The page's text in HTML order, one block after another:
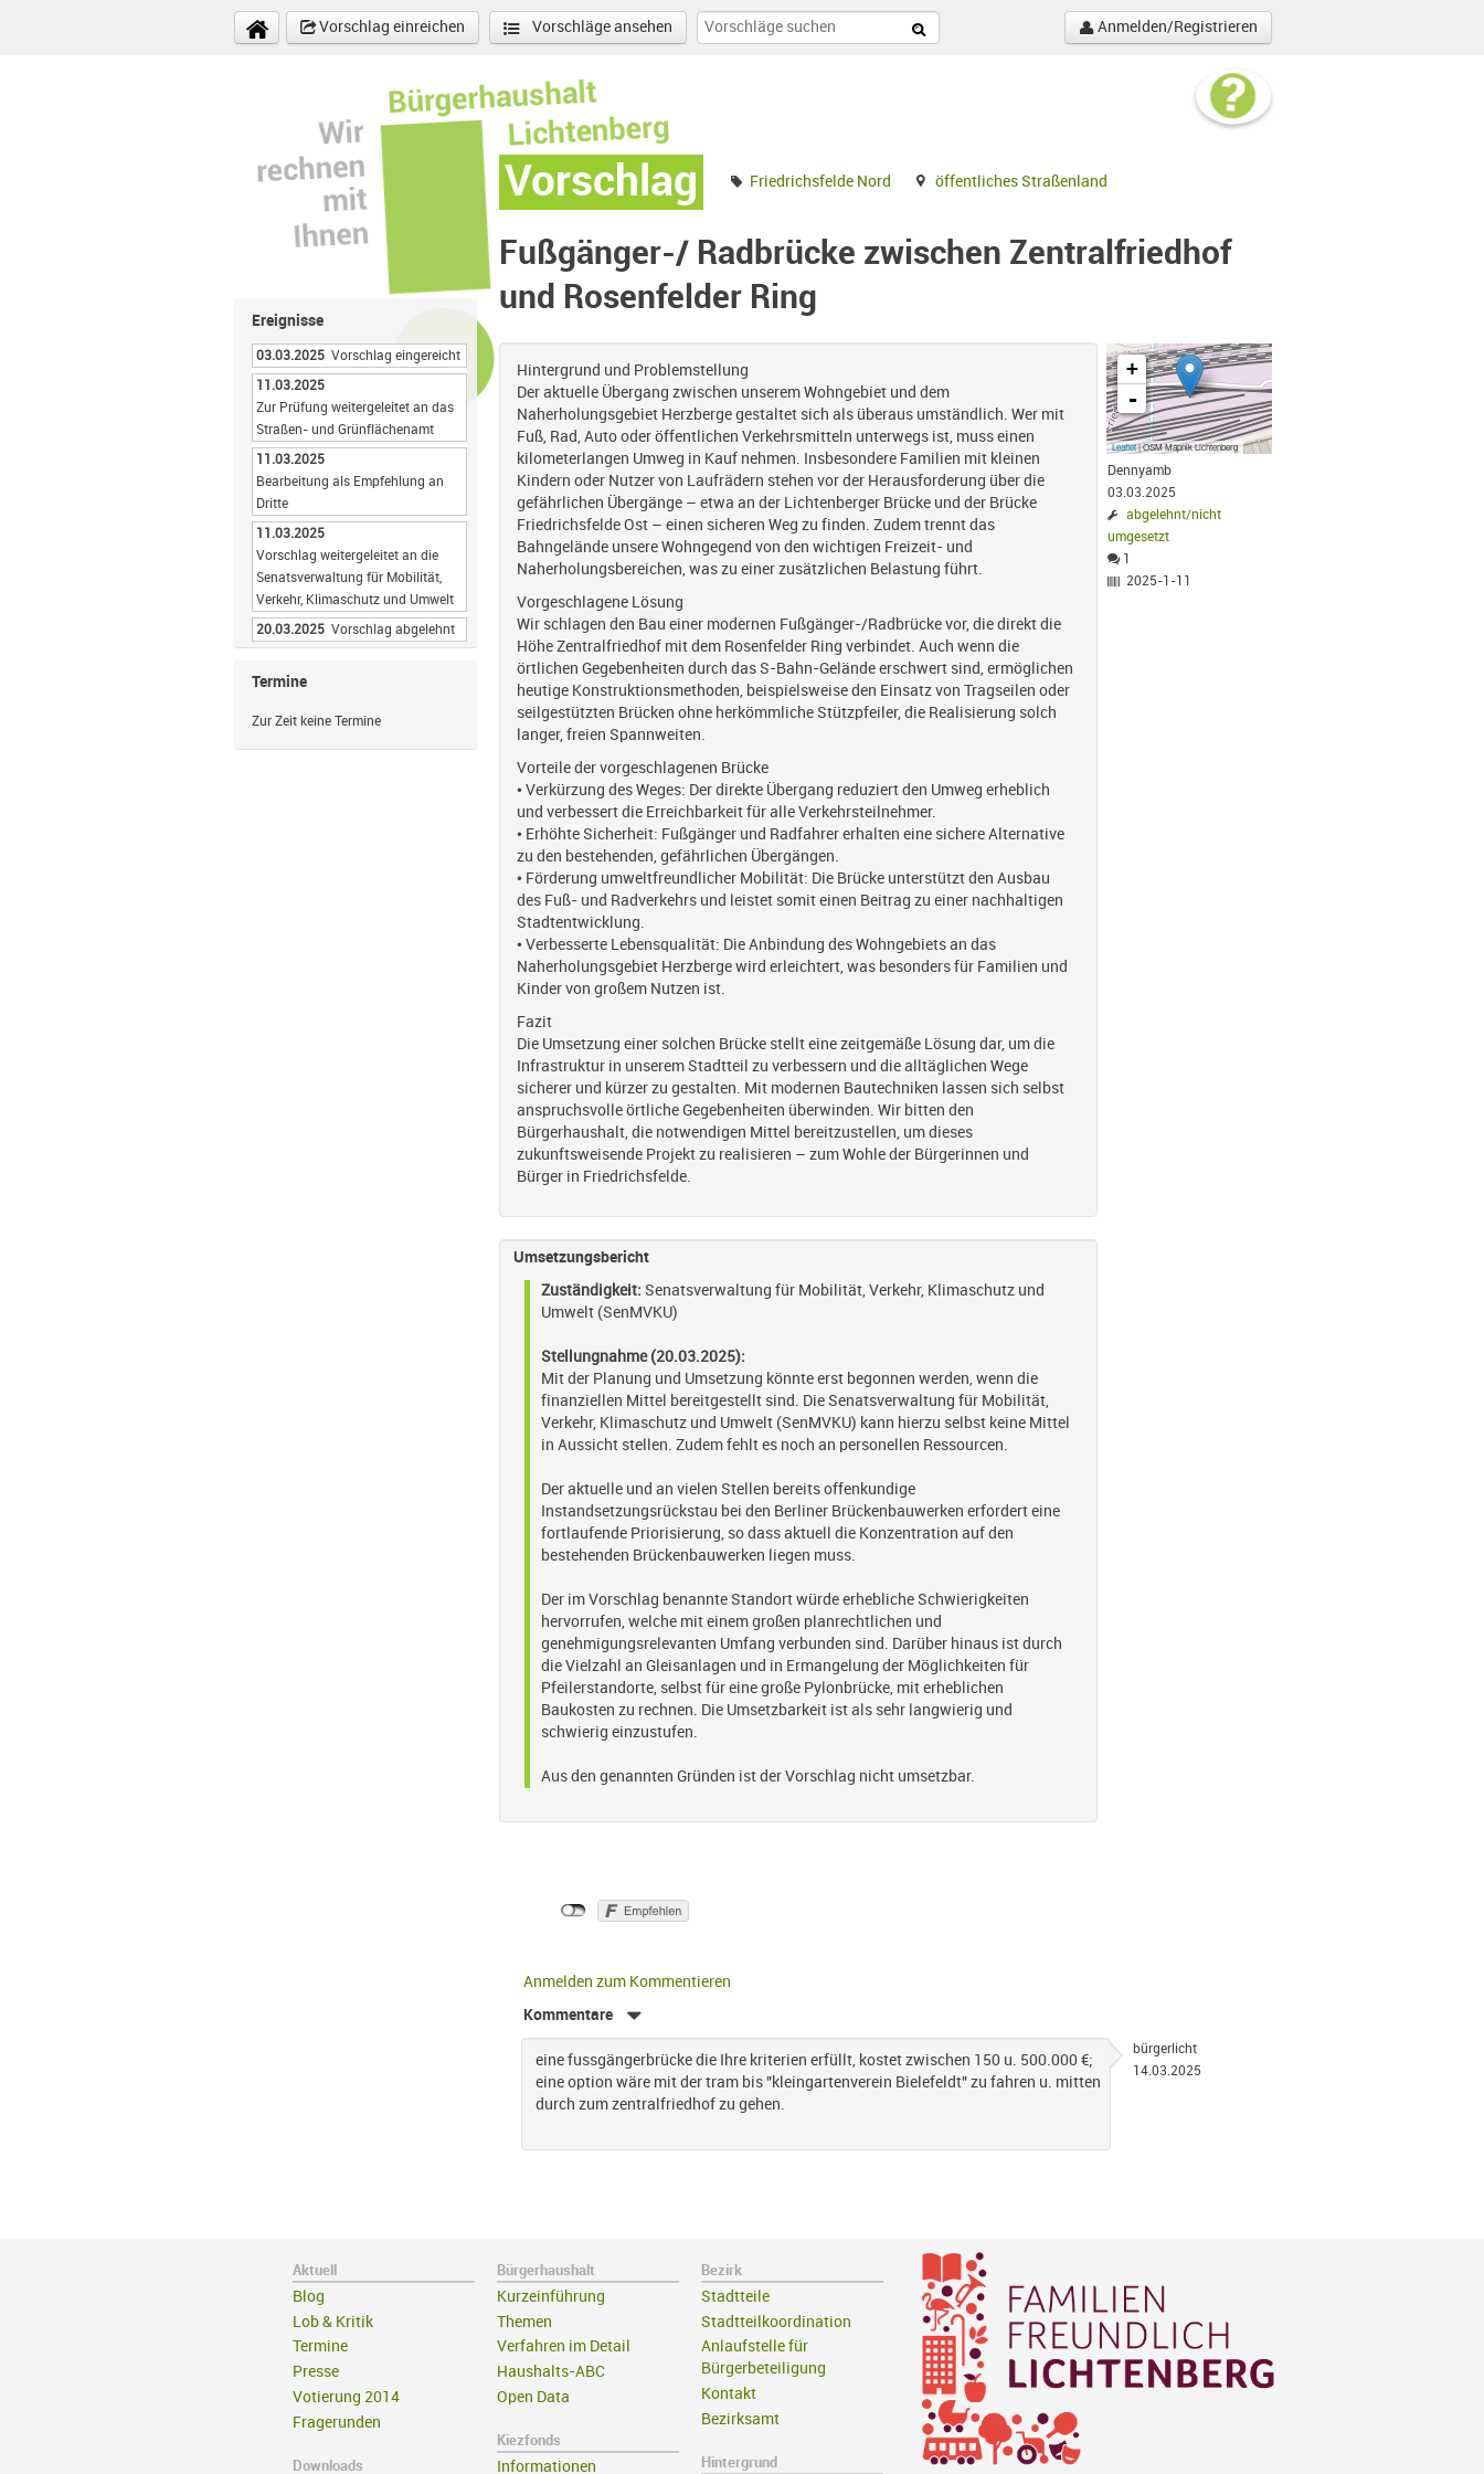
Vorschlag einreichen
Vorschläge ansehen Anmelden/Registrieren
Vorschlag
Ereignisse
03.03.2025 Vorschlag eingereicht
11.03.2025
Zur Prüfung weitergeleitet an das
Straßen- und Grünflächenamt
11.03.2025
Bearbeitung als Empfehlung an
Dritte
11.03.2025
Vorschlag weitergeleitet an die
Senatsverwaltung für Mobilität,
Verkehr, Klimaschutz und Umwelt
20.03.2025 Vorschlag abgelehnt
Termine
Zur Zeit keine Termine
Friedrichsfelde Nord öffentliches Straßenland
Fußgänger-/ Radbrücke zwischen Zentralfriedhof
und Rosenfelder Ring
+
-
Leaflet| OSM Mapnik Lichtenberg
Dennyamb
03.03.2025
abgelehnt/nicht
umgesetzt
1
2025-1-11
Hintergrund und Problemstellung
Der aktuelle Übergang zwischen unserem Wohngebiet und dem
Naherholungsgebiet Herzberge gestaltet sich als überaus umständlich. Wer mit
Fuß, Rad, Auto oder öffentlichen Verkehrsmitteln unterwegs ist, muss einen
kilometerlangen Umweg in Kauf nehmen. Insbesondere Familien mit kleinen
Kindern oder Nutzer von Laufrädern stehen vor der Herausforderung über die
gefährlichen Übergänge – etwa an der Lichtenberger Brücke und der Brücke
Friedrichsfelde Ost – einen sicheren Weg zu finden. Zudem trennt das
Bahngelände unsere Wohngegend von den wichtigen Freizeit- und
Naherholungsbereichen, was zu einer zusätzlichen Belastung führt.
Vorgeschlagene Lösung
Wir schlagen den Bau einer modernen Fußgänger-/Radbrücke vor, die direkt die
Höhe Zentralfriedhof mit dem Rosenfelder Ring verbindet. Auch wenn die
örtlichen Gegebenheiten durch das S-Bahn-Gelände erschwert sind, ermöglichen
heutige Konstruktionsmethoden, beispielsweise den Einsatz von Tragseilen oder
seilgestützten Brücken ohne herkömmliche Stützpfeiler, die Realisierung solch
langer, freien Spannweiten.
Vorteile der vorgeschlagenen Brücke
• Verkürzung des Weges: Der direkte Übergang reduziert den Umweg erheblich
und verbessert die Erreichbarkeit für alle Verkehrsteilnehmer.
• Erhöhte Sicherheit: Fußgänger und Radfahrer erhalten eine sichere Alternative
zu den bestehenden, gefährlichen Übergängen.
• Förderung umweltfreundlicher Mobilität: Die Brücke unterstützt den Ausbau
des Fuß- und Radverkehrs und leistet somit einen Beitrag zu einer nachhaltigen
Stadtentwicklung.
• Verbesserte Lebensqualität: Die Anbindung des Wohngebiets an das
Naherholungsgebiet Herzberge wird erleichtert, was besonders für Familien und
Kinder von großem Nutzen ist.
Fazit
Die Umsetzung einer solchen Brücke stellt eine zeitgemäße Lösung dar, um die
Infrastruktur in unserem Stadtteil zu verbessern und die alltäglichen Wege
sicherer und kürzer zu gestalten. Mit modernen Bautechniken lassen sich selbst
anspruchsvolle örtliche Gegebenheiten überwinden. Wir bitten den
Bürgerhaushalt, die notwendigen Mittel bereitzustellen, um dieses
zukunftsweisende Projekt zu realisieren – zum Wohle der Bürgerinnen und
Bürger in Friedrichsfelde.
Umsetzungsbericht
Zuständigkeit: Senatsverwaltung für Mobilität, Verkehr, Klimaschutz und
Umwelt (SenMVKU)
Stellungnahme (20.03.2025):
Mit der Planung und Umsetzung könnte erst begonnen werden, wenn die
finanziellen Mittel bereitgestellt sind. Die Senatsverwaltung für Mobilität,
Verkehr, Klimaschutz und Umwelt (SenMVKU) kann hierzu selbst keine Mittel
in Aussicht stellen. Zudem fehlt es noch an personellen Ressourcen.
Der aktuelle und an vielen Stellen bereits offenkundige
Instandsetzungsrückstau bei den Berliner Brückenbauwerken erfordert eine
fortlaufende Priorisierung, so dass aktuell die Konzentration auf den
bestehenden Brückenbauwerken liegen muss.
Der im Vorschlag benannte Standort würde erhebliche Schwierigkeiten
hervorrufen, welche mit einem großen planrechtlichen und
genehmigungsrelevanten Umfang verbunden sind. Darüber hinaus ist durch
die Vielzahl an Gleisanlagen und in Ermangelung der Möglichkeiten für
Pfeilerstandorte, selbst für eine große Pylonbrücke, mit erheblichen
Baukosten zu rechnen. Die Umsetzbarkeit ist als sehr langwierig und
schwierig einzustufen.
Aus den genannten Gründen ist der Vorschlag nicht umsetzbar.
Anmelden zum Kommentieren
Kommentare
eine fussgängerbrücke die Ihre kriterien erfüllt, kostet zwischen 150 u. 500.000 €;
eine option wäre mit der tram bis "kleingartenverein Bielefeldt" zu fahren u. mitten
durch zum zentralfriedhof zu gehen.
bürgerlicht
14.03.2025
Aktuell
Blog
Lob & Kritik
Termine
Presse
Votierung 2014
Fragerunden
Downloads
Bürgerhaushalt
Kurzeinführung
Themen
Verfahren im Detail
Haushalts-ABC
Open Data
Kiezfonds
Informationen
Bezirk
Stadtteile
Stadtteilkoordination
Anlaufstelle für
Bürgerbeteiligung
Kontakt
Bezirksamt
Hintergrund